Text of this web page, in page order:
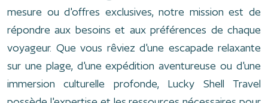
mesure ou d'offres exclusives, notre mission est de
répondre aux besoins et aux préférences de chaque
voyageur. Que vous rêviez d'une escapade relaxante
sur une plage, d'une expédition aventureuse ou d'une
immersion culturelle profonde, Lucky Shell Travel